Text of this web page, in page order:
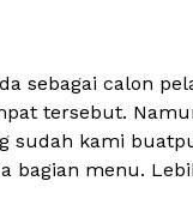
sebagai calon
tersebut.
sudah kami
bagian menu.